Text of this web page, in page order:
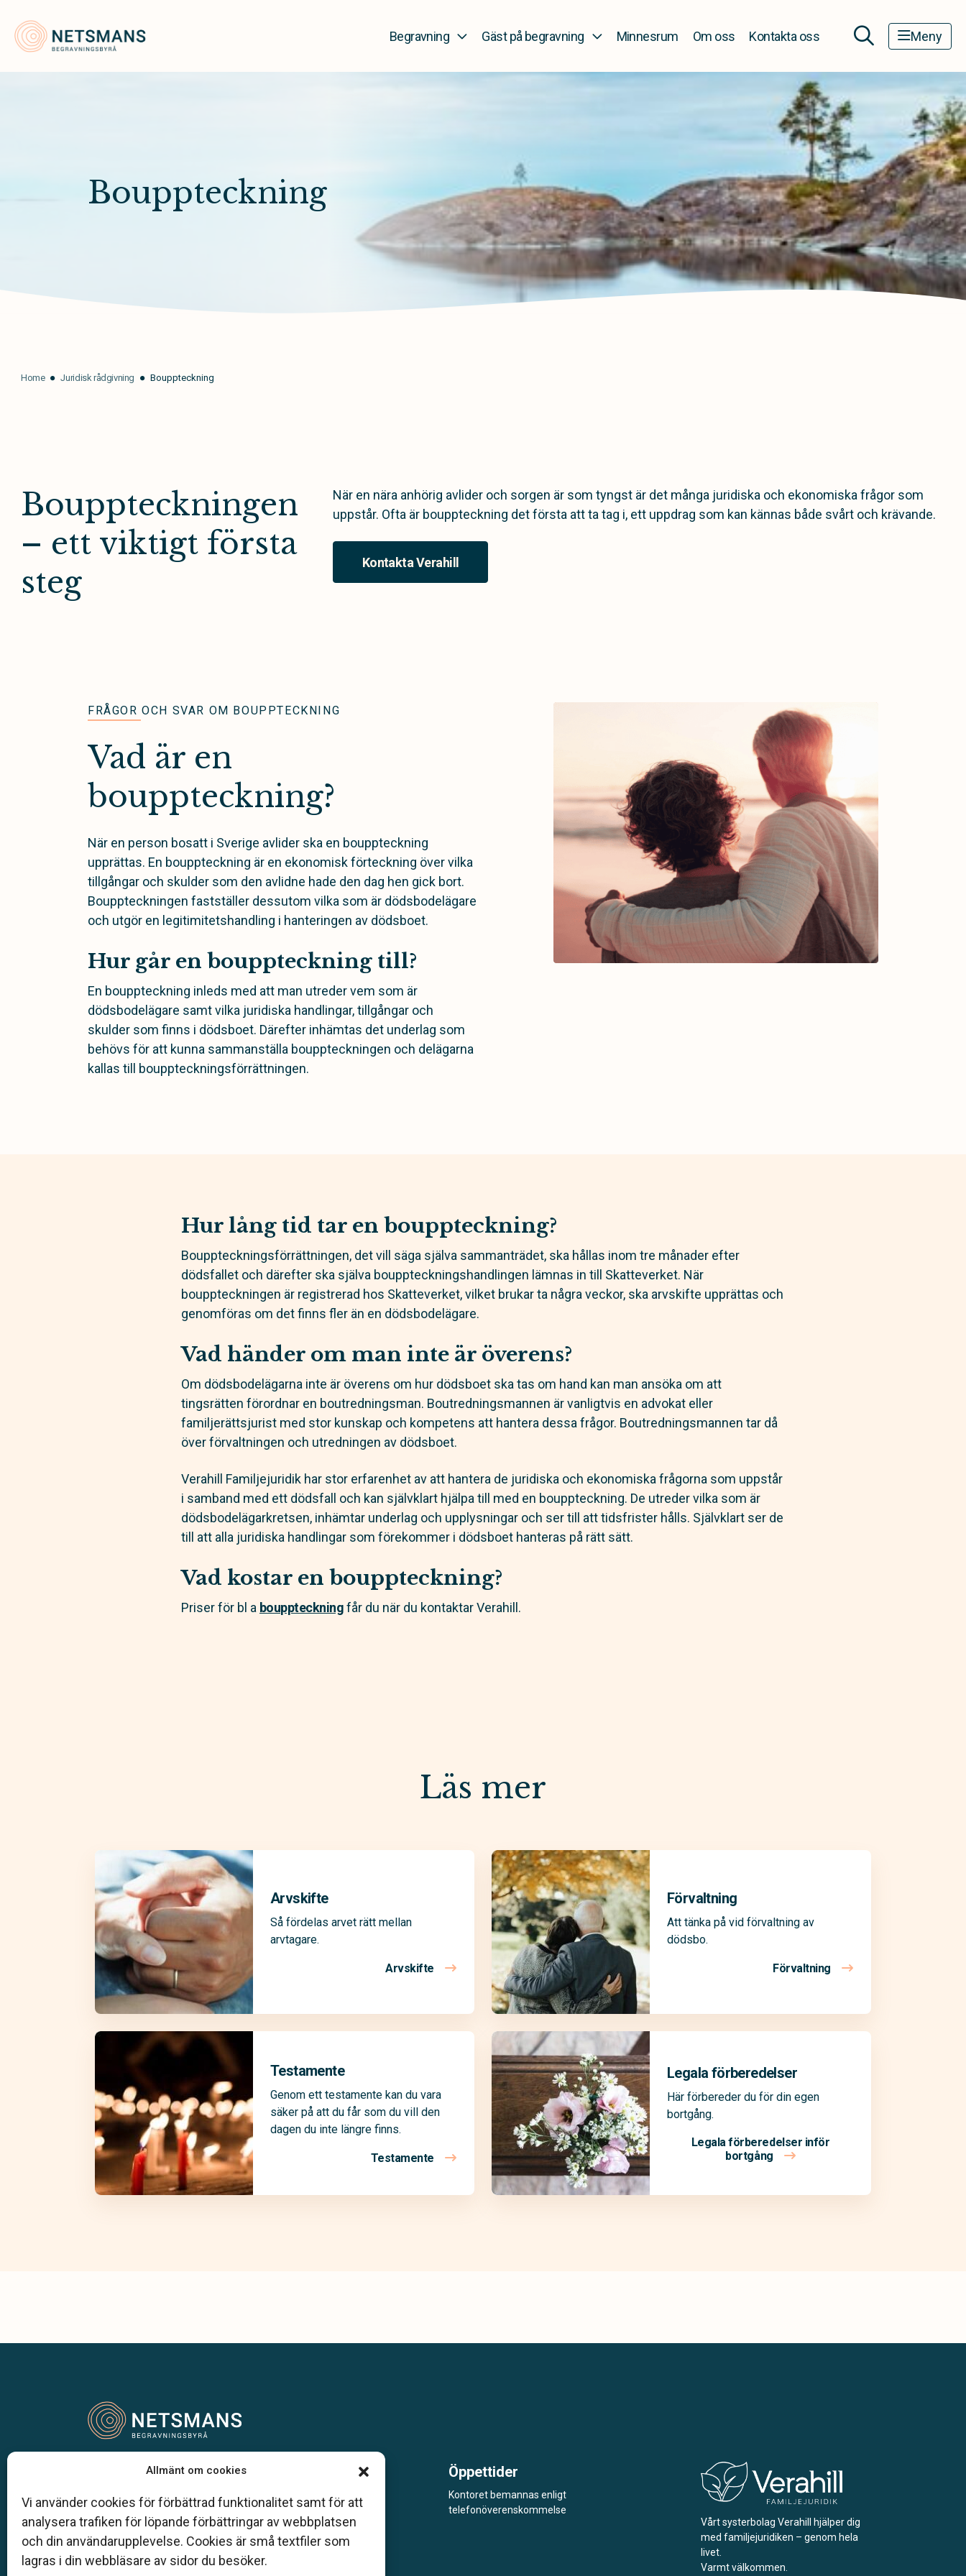
Allmänt om cookies
Vi använder cookies för förbättrad funktionalitet samt för att
analysera trafiken för löpande förbättringar av webbplatsen
och din användarupplevelse. Cookies är små textfiler som
lagras i din webbläsare av sidor du besöker.
Netsmans Begravningsbyrå Begravning Gäst på begravning Minnesrum Om oss Kontakta oss Meny
Bouppteckning
Home Juridisk rådgivning Bouppteckning
Bouppteckningen
– ett viktigt första
steg
När en nära anhörig avlider och sorgen är som tyngst är det många juridiska och ekonomiska frågor som
uppstår. Ofta är bouppteckning det första att ta tag i, ett uppdrag som kan kännas både svårt och krävande.
Kontakta Verahill
FRÅGOR OCH SVAR OM BOUPPTECKNING
Vad är en
bouppteckning?
När en person bosatt i Sverige avlider ska en bouppteckning
upprättas. En bouppteckning är en ekonomisk förteckning över vilka
tillgångar och skulder som den avlidne hade den dag hen gick bort.
Bouppteckningen fastställer dessutom vilka som är dödsbodelägare
och utgör en legitimitetshandling i hanteringen av dödsboet.
Hur går en bouppteckning till?
En bouppteckning inleds med att man utreder vem som är
dödsbodelägare samt vilka juridiska handlingar, tillgångar och
skulder som finns i dödsboet. Därefter inhämtas det underlag som
behövs för att kunna sammanställa bouppteckningen och delägarna
kallas till bouppteckningsförrättningen.
Hur lång tid tar en bouppteckning?
Bouppteckningsförrättningen, det vill säga själva sammanträdet, ska hållas inom tre månader efter
dödsfallet och därefter ska själva bouppteckningshandlingen lämnas in till Skatteverket. När
bouppteckningen är registrerad hos Skatteverket, vilket brukar ta några veckor, ska arvskifte upprättas och
genomföras om det finns fler än en dödsbodelägare.
Vad händer om man inte är överens?
Om dödsbodelägarna inte är överens om hur dödsboet ska tas om hand kan man ansöka om att
tingsrätten förordnar en boutredningsman. Boutredningsmannen är vanligtvis en advokat eller
familjerättsjurist med stor kunskap och kompetens att hantera dessa frågor. Boutredningsmannen tar då
över förvaltningen och utredningen av dödsboet.
Verahill Familjejuridik har stor erfarenhet av att hantera de juridiska och ekonomiska frågorna som uppstår
i samband med ett dödsfall och kan självklart hjälpa till med en bouppteckning. De utreder vilka som är
dödsbodelägarkretsen, inhämtar underlag och upplysningar och ser till att tidsfrister hålls. Självklart ser de
till att alla juridiska handlingar som förekommer i dödsboet hanteras på rätt sätt.
Vad kostar en bouppteckning?
Priser för bl a bouppteckningfår du när du kontaktar Verahill.
Läs mer
Arvskifte
Så fördelas arvet rätt mellan
arvtagare.
Arvskifte
Förvaltning
Att tänka på vid förvaltning av
dödsbo.
Förvaltning
Testamente
Genom ett testamente kan du vara
säker på att du får som du vill den
dagen du inte längre finns.
Testamente
Legala förberedelser
Här förbereder du för din egen
bortgång.
Legala förberedelser inför
bortgång
Vår begravningsbyrå är en del av Klarahill.
auktoriserade inom Sveriges begravningsbyråers
förbund (SBF). Det personliga är centralt för oss, både
när det gäller bemötande och när vi utformar
skräddarsydda personliga begravningar.
Öppettider
Kontoret bemannas enligt
telefonöverenskommelse
Vårt systerbolag Verahill hjälper dig
med familjejuridiken – genom hela
livet.
Varmt välkommen.